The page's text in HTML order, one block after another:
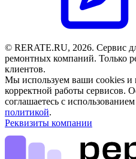
© RERATE.RU, 2026. Сервис
ремонтных компаний. Только
клиентов.
Мы используем ваши cookies и
корректной работы сервисов.
соглашаетесь с
политикой.
Реквизиты компании